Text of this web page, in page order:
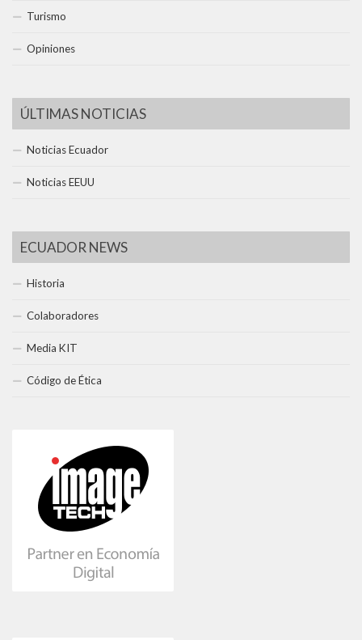
Turismo
Opiniones
ÚLTIMAS NOTICIAS
Noticias Ecuador
Noticias EEUU
ECUADOR NEWS
Historia
Colaboradores
Media KIT
Código de Ética